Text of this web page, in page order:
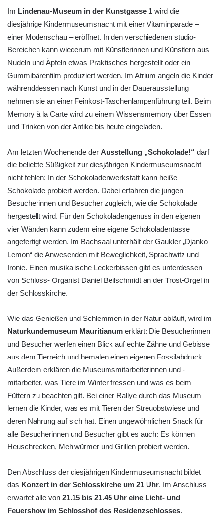
Im Lindenau-Museum in der Kunstgasse 1 wird die
diesjährige Kindermuseumsnacht mit einer Vitaminparade –
einer Modenschau – eröffnet. In den verschiedenen studio-
Bereichen kann wiederum mit Künstlerinnen und Künstlern aus
Nudeln und Äpfeln etwas Praktisches hergestellt oder ein
Gummibärenfilm produziert werden. Im Atrium angeln die Kinder
währenddessen nach Kunst und in der Dauerausstellung
nehmen sie an einer Feinkost-Taschenlampenführung teil. Beim
Memory à la Carte wird zu einem Wissensmemory über Essen
und Trinken von der Antike bis heute eingeladen.
Am letzten Wochenende der Ausstellung „Schokolade!“ darf
die beliebte Süßigkeit zur diesjährigen Kindermuseumsnacht
nicht fehlen: In der Schokoladenwerkstatt kann heiße
Schokolade probiert werden. Dabei erfahren die jungen
Besucherinnen und Besucher zugleich, wie die Schokolade
hergestellt wird. Für den Schokoladengenuss in den eigenen
vier Wänden kann zudem eine eigene Schokoladentasse
angefertigt werden. Im Bachsaal unterhält der Gaukler „Djanko
Lemon“ die Anwesenden mit Beweglichkeit, Sprachwitz und
Ironie. Einen musikalische Leckerbissen gibt es unterdessen
von Schloss- Organist Daniel Beilschmidt an der Trost-Orgel in
der Schlosskirche.
Wie das Genießen und Schlemmen in der Natur abläuft, wird im
Naturkundemuseum Mauritianum erklärt: Die Besucherinnen
und Besucher werfen einen Blick auf echte Zähne und Gebisse
aus dem Tierreich und bemalen einen eigenen Fossilabdruck.
Außerdem erklären die Museumsmitarbeiterinnen und -
mitarbeiter, was Tiere im Winter fressen und was es beim
Füttern zu beachten gilt. Bei einer Rallye durch das Museum
lernen die Kinder, was es mit Tieren der Streuobstwiese und
deren Nahrung auf sich hat. Einen ungewöhnlichen Snack für
alle Besucherinnen und Besucher gibt es auch: Es können
Heuschrecken, Mehlwürmer und Grillen probiert werden.
Den Abschluss der diesjährigen Kindermuseumsnacht bildet
das Konzert in der Schlosskirche um 21 Uhr. Im Anschluss
erwartet alle von 21.15 bis 21.45 Uhr eine Licht- und
Feuershow im Schlosshof des Residenzschlosses.